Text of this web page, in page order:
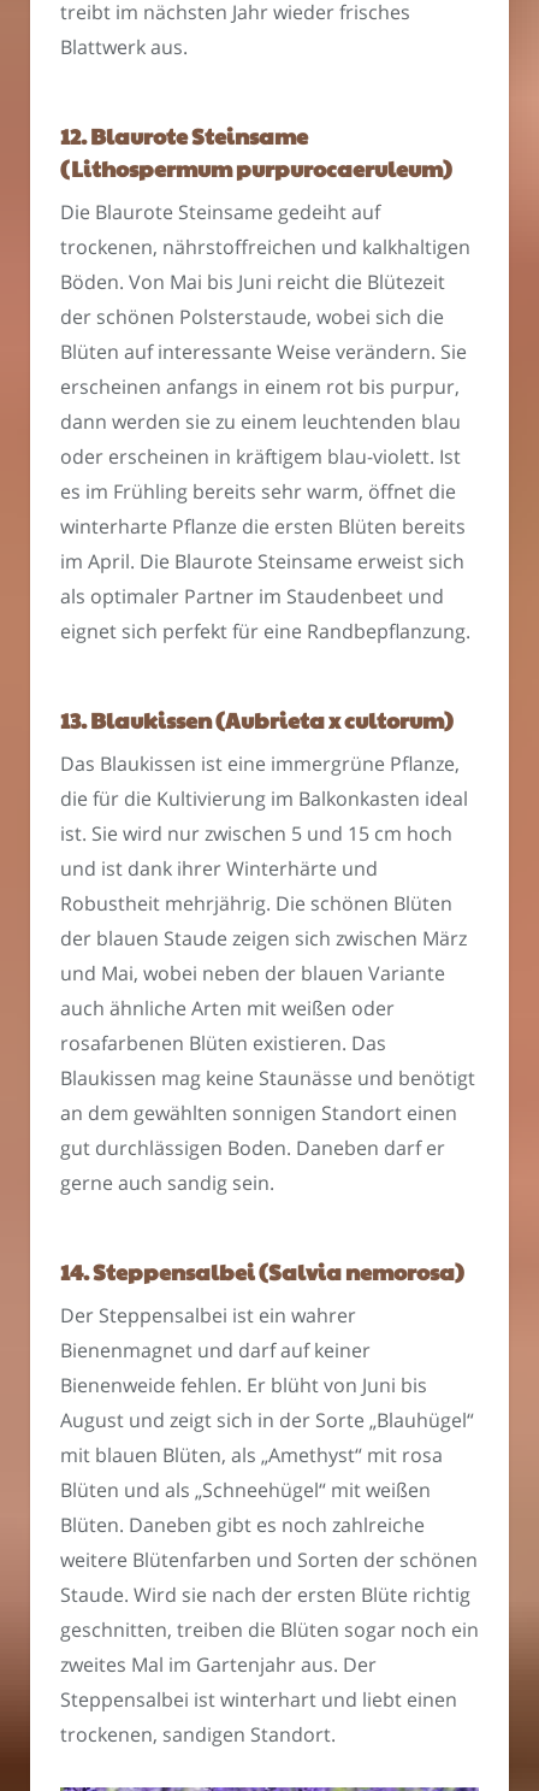
treibt im nächsten Jahr wieder frisches
Blattwerk aus.
12. Blaurote Steinsame
(Lithospermum purpurocaeruleum)
Die Blaurote Steinsame gedeiht auf
trockenen, nährstoffreichen und kalkhaltigen
Böden. Von Mai bis Juni reicht die Blütezeit
der schönen Polsterstaude, wobei sich die
Blüten auf interessante Weise verändern. Sie
erscheinen anfangs in einem rot bis purpur,
dann werden sie zu einem leuchtenden blau
oder erscheinen in kräftigem blau-violett. Ist
es im Frühling bereits sehr warm, öffnet die
winterharte Pflanze die ersten Blüten bereits
im April. Die Blaurote Steinsame erweist sich
als optimaler Partner im Staudenbeet und
eignet sich perfekt für eine Randbepflanzung.
13. Blaukissen (Aubrieta x cultorum)
Das Blaukissen ist eine immergrüne Pflanze,
die für die Kultivierung im Balkonkasten ideal
ist. Sie wird nur zwischen 5 und 15 cm hoch
und ist dank ihrer Winterhärte und
Robustheit mehrjährig. Die schönen Blüten
der blauen Staude zeigen sich zwischen März
und Mai, wobei neben der blauen Variante
auch ähnliche Arten mit weißen oder
rosafarbenen Blüten existieren. Das
Blaukissen mag keine Staunässe und benötigt
an dem gewählten sonnigen Standort einen
gut durchlässigen Boden. Daneben darf er
gerne auch sandig sein.
14. Steppensalbei (Salvia nemorosa)
Der Steppensalbei ist ein wahrer
Bienenmagnet und darf auf keiner
Bienenweide fehlen. Er blüht von Juni bis
August und zeigt sich in der Sorte „Blauhügel“
mit blauen Blüten, als „Amethyst“ mit rosa
Blüten und als „Schneehügel“ mit weißen
Blüten. Daneben gibt es noch zahlreiche
weitere Blütenfarben und Sorten der schönen
Staude. Wird sie nach der ersten Blüte richtig
geschnitten, treiben die Blüten sogar noch ein
zweites Mal im Gartenjahr aus. Der
Steppensalbei ist winterhart und liebt einen
trockenen, sandigen Standort.